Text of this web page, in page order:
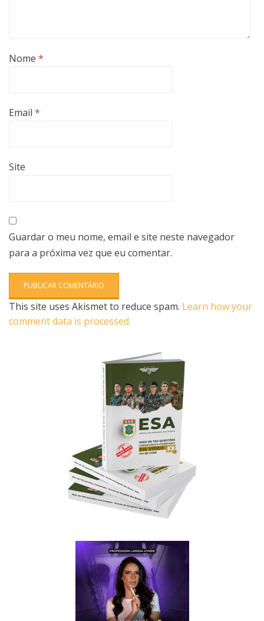
Nome *
Email *
Site
Guardar o meu nome, email e site neste navegador
para a próxima vez que eu comentar.
This site uses Akismet to reduce spam. Learn how your
comment data is processed.